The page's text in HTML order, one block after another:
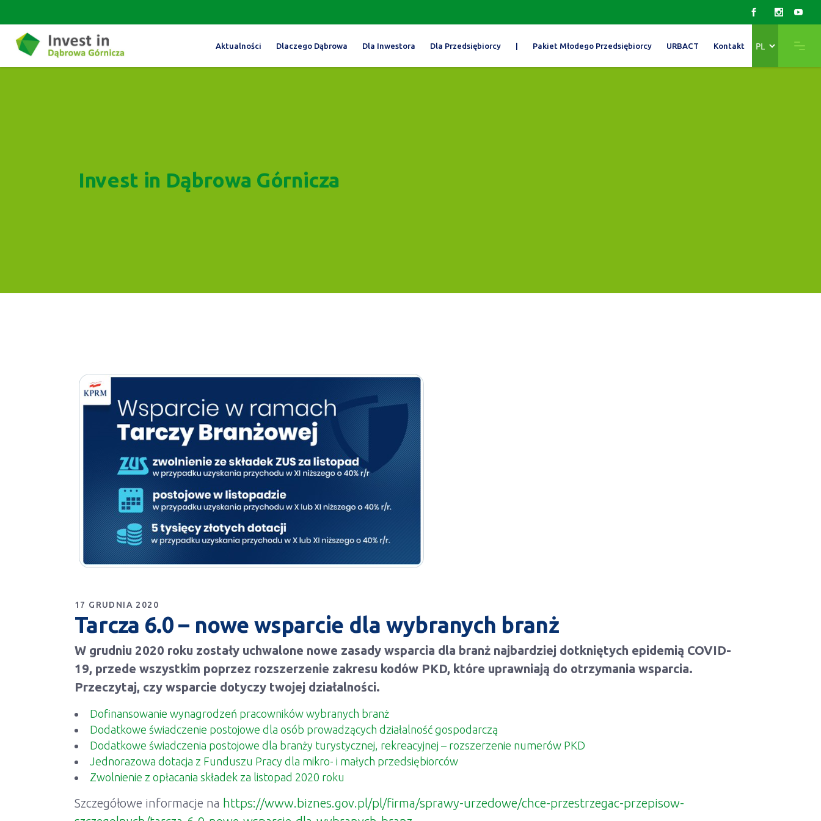
Aktualności Dlaczego Dąbrowa Dla Inwestora Dla Przedsiębiorcy | Pakiet Młodego Przedsiębiorcy URBACT Kontakt
język
Invest in Dąbrowa Górnicza
17 GRUDNIA 2020
Tarcza 6.0 – nowe wsparcie dla wybranych branż
W grudniu 2020 roku zostały uchwalone nowe zasady wsparcia dla branż najbardziej dotkniętych epidemią COVID-
19, przede wszystkim poprzez rozszerzenie zakresu kodów PKD, które uprawniają do otrzymania wsparcia.
Przeczytaj, czy wsparcie dotyczy twojej działalności.
Dofinansowanie wynagrodzeń pracowników wybranych branż
Dodatkowe świadczenie postojowe dla osób prowadzących działalność gospodarczą
Dodatkowe świadczenia postojowe dla branży turystycznej, rekreacyjnej – rozszerzenie numerów PKD
Jednorazowa dotacja z Funduszu Pracy dla mikro- i małych przedsiębiorców
Zwolnienie z opłacania składek za listopad 2020 roku
Szczegółowe informacje na https://www.biznes.gov.pl/pl/firma/sprawy-urzedowe/chce-przestrzegac-przepisow-